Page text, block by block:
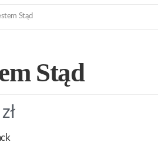
Stąd
Stąd
zł